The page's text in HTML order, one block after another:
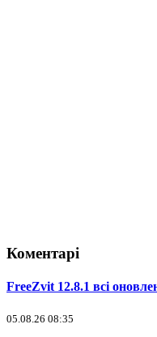
Коментарі
FreeZvit 12.8.1 всі
05.08.26 08:35